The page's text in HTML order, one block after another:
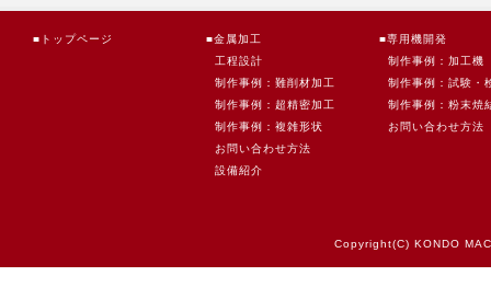
■トップページ
■金属加工
工程設計
制作事例：難削材加工
制作事例：超精密加工
制作事例：複雑形状
お問い合わせ方法
設備紹介
■専用機開発
制作事例：加工機
制作事例：試験・
制作事例：粉末焼
お問い合わせ方法
Copyright(C) KONDO